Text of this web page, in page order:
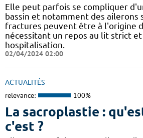
Elle peut parfois se compliquer
bassin et notamment des ailerons
fractures peuvent être à l'origine
nécessitant un repos au lit strict et
hospitalisation.
02/04/2024 02:00
ACTUALITÉS
relevance: 100%
La sacroplastie :
c'est ?